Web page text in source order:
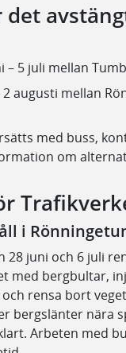
det
– 5 juli mellan
2 augusti mellan
med buss,
om
i
28 juni och 6 juli
med bergbultar,
rensa bort
bergslänter nära
Arbeten med